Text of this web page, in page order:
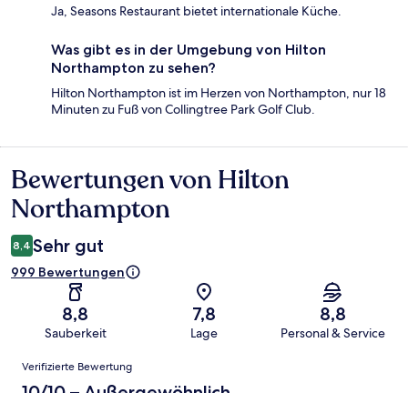
Ja, Seasons Restaurant bietet internationale Küche.
Was gibt es in der Umgebung von Hilton
Northampton zu sehen?
Hilton Northampton ist im Herzen von Northampton, nur 18
Minuten zu Fuß von Collingtree Park Golf Club.
Bewertungen
Bewertungen von Hilton
Northampton
8,4 Sehr gut
999 Bewertungen
8,8
Sauberkeit
7,8
Lage
8,8
Personal & Service
Bewertungen
Verifizierte Bewertung